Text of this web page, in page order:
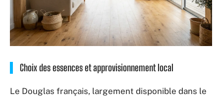
Choix des essences et approvisionnement local
Le Douglas français, largement disponible dans le